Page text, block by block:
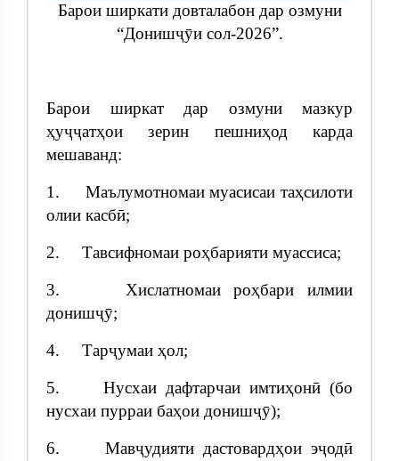
Барои ширкати довталабон дар озмуни
“Донишҷӯи сол-2026”.
Барои ширкат дар озмуни мазкур
ҳуҷҷатҳои зерин пешниҳод карда
мешаванд:
1. Маълумотномаи муасисаи таҳсилоти
олии касбӣ;
2. Тавсифномаи роҳбарияти муассиса;
3. Хислатномаи роҳбари илмии
донишҷӯ;
4. Тарҷумаи ҳол;
5. Нусхаи дафтарчаи имтиҳонӣ (бо
нусхаи пурраи баҳои донишҷӯ);
6. Мавҷудияти дастовардҳои эҷодӣ